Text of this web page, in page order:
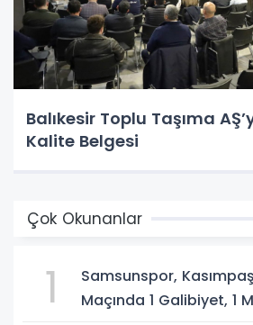
Balıkesir Toplu Taşıma
Kalite Belgesi
Çok Okunanlar
1
Samsunspor,
Maçında 1 Galibiyet, 1